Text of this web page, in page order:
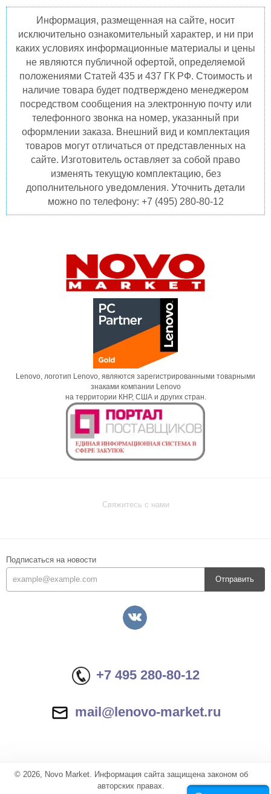
Информация, размещенная на сайте, носит
исключительно ознакомительный характер, и ни при
каких условиях информационные материалы и цены
не являются публичной офертой, определяемой
положениями Статей 435 и 437 ГК РФ. Стоимость и
наличие товара будет подтверждено менеджером
посредством сообщения на электронную почту или
телефонного звонка на номер, указанный при
оформлении заказа. Внешний вид и комплектация
товаров могут отличаться от представленных на
сайте. Изготовитель оставляет за собой право
изменять текущую комплектацию, без
дополнительного уведомления. Уточнить детали
можно по телефону: +7 (495) 280-80-12
Lenovo, логотип Lenovo, являются зарегистрированными товарными
знаками компании Lenovo
на территории КНР, США и других стран.
Свяжитесь с нами
Подписаться на новости
Отправить
+7 495 280-80-12
mail@lenovo-market.ru
© 2026, Novo Market. Информация сайта защищена законом об
авторских правах.